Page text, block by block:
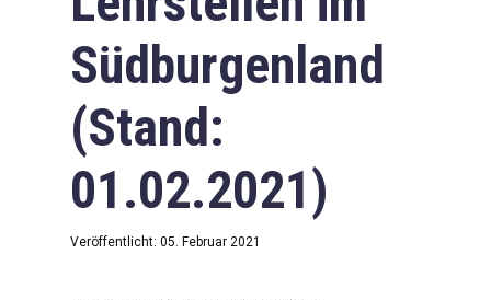
Südburgenland
(Stand:
01.02.2021)
Veröffentlicht: 05. Februar 2021